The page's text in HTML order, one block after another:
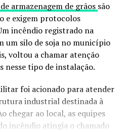
armazenagem de grãos são
e exigem protocolos
incêndio registrado na
um silo de soja no município
voltou a chamar atenção
nesse tipo de instalação.
foi acionado para atender
industrial destinada à
chegar ao local, as equipes
incêndio atingia o chamado